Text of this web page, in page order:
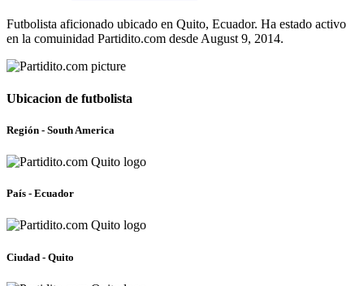
Futbolista aficionado ubicado en Quito, Ecuador. Ha estado activo
en la comuinidad Partidito.com desde August 9, 2014.
Ubicacion de futbolista
Región - South America
País - Ecuador
Ciudad - Quito